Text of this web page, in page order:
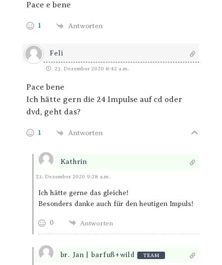
Pace e bene
1 Antworten
Feli
23. Dezember 2020 8:42 a.m.
Pace bene
Ich hätte gern die 24 Impulse auf cd oder
dvd, geht das?
1 Antworten
Kathrin
Antworten
23. Dezember 2020 9:28 a.m.
Ich hätte gerne das gleiche!
Besonders danke auch für den heutigen Impuls!
0 Antworten
br. Jan | barfuß+wild TEAM